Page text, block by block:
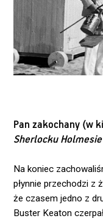
Pan zakochany (w
Sherlocku Holmesie
Na koniec
płynnie przechodzi z
że czasem jedno z
Buster Keaton